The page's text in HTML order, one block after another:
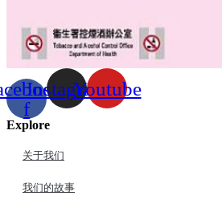
f
InstagramYoutube
Explore
关于我们
我们的故事